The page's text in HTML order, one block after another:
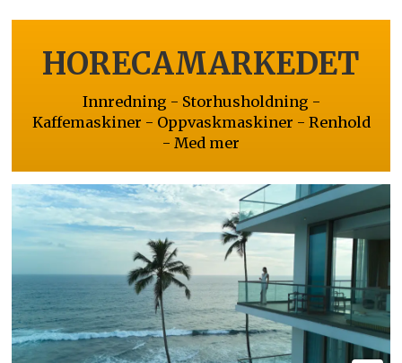
HORECAMARKEDET
Innredning - Storhusholdning -
Kaffemaskiner - Oppvaskmaskiner - Renhold
- Med mer